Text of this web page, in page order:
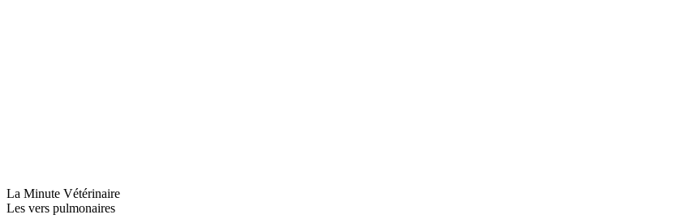
La Minute Vétérinaire
Les vers pulmonaires